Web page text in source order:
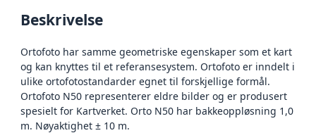
Beskrivelse
Ortofoto har samme geometriske egenskaper som et kart
og kan knyttes til et referansesystem. Ortofoto er inndelt i
ulike ortofotostandarder egnet til forskjellige formål.
Ortofoto N50 representerer eldre bilder og er produsert
spesielt for Kartverket. Orto N50 har bakkeoppløsning 1,0
m. Nøyaktighet ± 10 m.